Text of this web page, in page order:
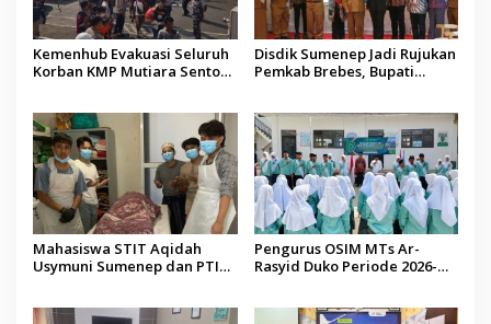
Kemenhub Evakuasi Seluruh
Korban KMP Mutiara Sentosa
Disdik Sumenep Jadi Rujukan
Pemkab Brebes, Bupati
Mahasiswa STIT Aqidah
Usymuni Sumenep dan PTIQ
Pengurus OSIM MTs Ar-
Rasyid Duko Periode 2026-